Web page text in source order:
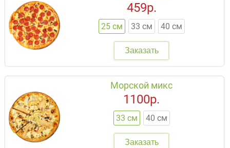
25 см 33 см 40 см
459р.
Заказать
Морской микс
33 см 40 см
1100р.
Заказать